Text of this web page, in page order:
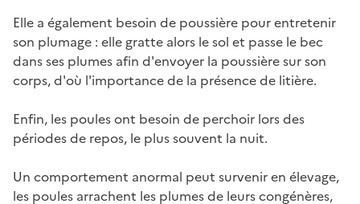
Elle a également besoin de poussière pour entretenir
son plumage : elle gratte alors le sol et passe le bec
dans ses plumes afin d'envoyer la poussière sur son
corps, d'où l'importance de la présence de litière.
Enfin, les poules ont besoin de perchoir lors des
périodes de repos, le plus souvent la nuit.
Un comportement anormal peut survenir en élevage,
les poules arrachent les plumes de leurs congénères,